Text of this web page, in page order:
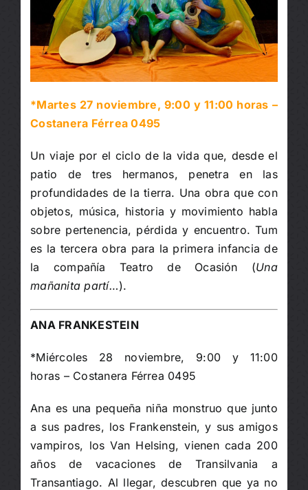
*Martes 27 noviembre, 9:00 y 11:00 horas –
Costanera Férrea 0495
Un viaje por el ciclo de la vida que, desde el
patio de tres hermanos, penetra en las
profundidades de la tierra. Una obra que con
objetos, música, historia y movimiento habla
sobre pertenencia, pérdida y encuentro. Tum
es la tercera obra para la primera infancia de
la compañía Teatro de Ocasión (Una
mañanita partí…).
ANA FRANKESTEIN
*Miércoles 28 noviembre, 9:00 y 11:00
horas – Costanera Férrea 0495
Ana es una pequeña niña monstruo que junto
a sus padres, los Frankenstein, y sus amigos
vampiros, los Van Helsing, vienen cada 200
años de vacaciones de Transilvania a
Transantiago. Al llegar, descubren que ya no